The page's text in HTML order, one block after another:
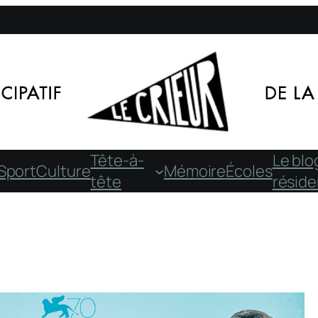
CultureTête-à-
tête
MémoireÉcolesLe